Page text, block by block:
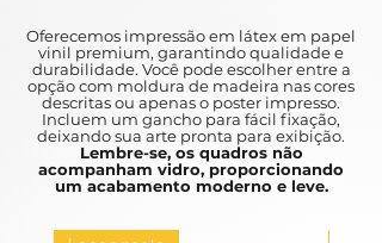
leve e arejada.
When you are ready to upgrade
your space, floral paintings are a
wise choice.
Choose an impressionist style or
watercolor for a light and airy
Oferecemos impressão em látex em papel
vinil premium, garantindo qualidade e
durabilidade. Você pode escolher entre a
opção com moldura de madeira nas cores
descritas ou apenas o poster impresso.
Incluem um gancho para fácil fixação,
deixando sua arte pronta para exibição.
Lembre-se, os quadros não
acompanham vidro, proporcionando
um acabamento moderno e leve.